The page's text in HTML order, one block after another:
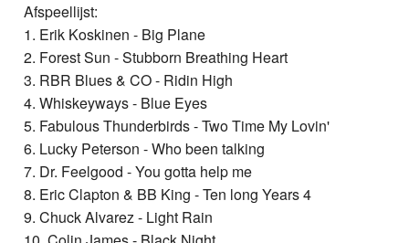
Afspeellijst:
1. Erik Koskinen - Big Plane
2. Forest Sun - Stubborn Breathing Heart
3. RBR Blues & CO - Ridin High
4. Whiskeyways - Blue Eyes
5. Fabulous Thunderbirds - Two Time My Lovin'
6. Lucky Peterson - Who been talking
7. Dr. Feelgood - You gotta help me
8. Eric Clapton & BB King - Ten long Years 4
9. Chuck Alvarez - Light Rain